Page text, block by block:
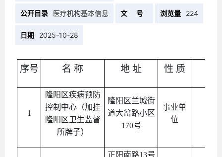
公开目录 医疗机构基本信息 文 号 浏览量 224
日期 2025-10-28
序号 名 称 地 址 性 质
1
隆阳区疾病预防
控制中心（加挂
隆阳区卫生监督
所牌子）
隆阳区兰城街
道大岔路小区
170号
事业单
位
正阳南路13号